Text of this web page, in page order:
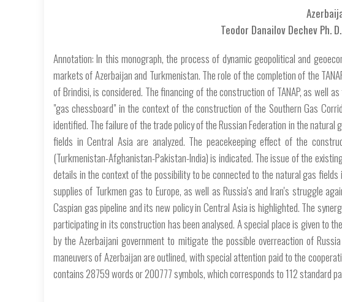
Teodor Danailov Dechev Ph.
Annotation: In this monograph, the process of dynamic geopolitical and
markets of Azerbaijan and Turkmenistan. The role of the completion of the
of Brindisi, is considered. The financing of the construction of TANAP, as well
"gas chessboard" in the context of the construction of the Southern Gas
identified. The failure of the trade policy of the Russian Federation in the
fields in Central Asia are analyzed. The peacekeeping effect of the
(Turkmenistan-Afghanistan-Pakistan-India) is indicated. The issue of the
details in the context of the possibility to be connected to the natural gas
supplies of Turkmen gas to Europe, as well as Russia's and Iran's struggle
Caspian gas pipeline and its new policy in Central Asia is highlighted. The
participating in its construction has been analysed. A special place is given to
by the Azerbaijani government to mitigate the possible overreaction of
maneuvers of Azerbaijan are outlined, with special attention paid to the
contains 28759 words or 200777 symbols, which corresponds to 112 standard